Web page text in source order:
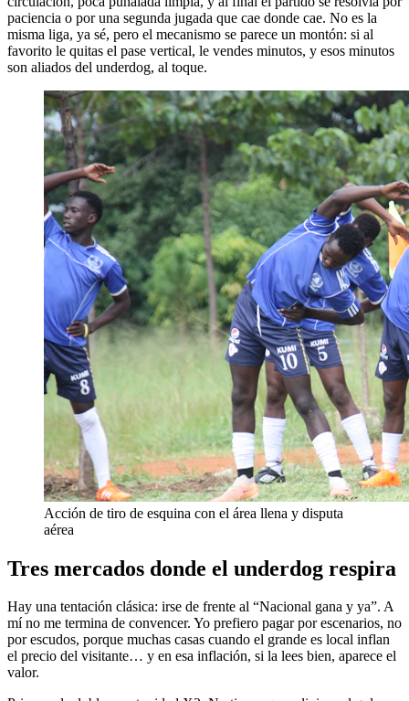
paciencia o por una segunda jugada que cae donde cae. No es la
misma liga, ya sé, pero el mecanismo se parece un montón: si al
favorito le quitas el pase vertical, le vendes minutos, y esos minutos
son aliados del underdog, al toque.
Acción de tiro de esquina con el área llena y disputa
aérea
Tres mercados donde el underdog respira
Hay una tentación clásica: irse de frente al “Nacional gana y ya”. A
mí no me termina de convencer. Yo prefiero pagar por escenarios, no
por escudos, porque muchas casas cuando el grande es local inflan
el precio del visitante… y en esa inflación, si la lees bien, aparece el
valor.